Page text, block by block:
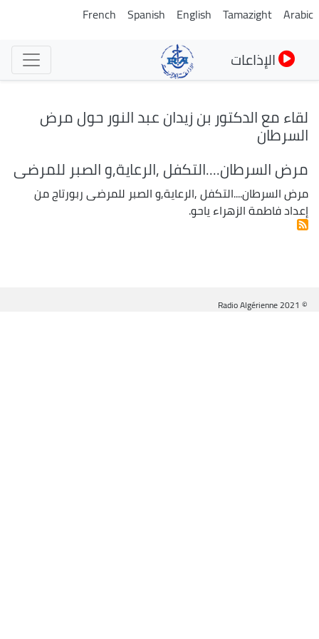
تجاوز
Arabic
Tamazight
English
Spanish
French
الإذاعات
لقاء مع الدكتور بن زيدان عبد النور حول مرض
السرطان
مرض السرطان....التكفل ,الرعاية,و الصبر للمرضى
مرض السرطان....التكفل ,الرعاية,و الصبر للمرضى ربورتاج من
إعداد فاطمة الزهراء ياحو.
© Radio Algérienne 2021